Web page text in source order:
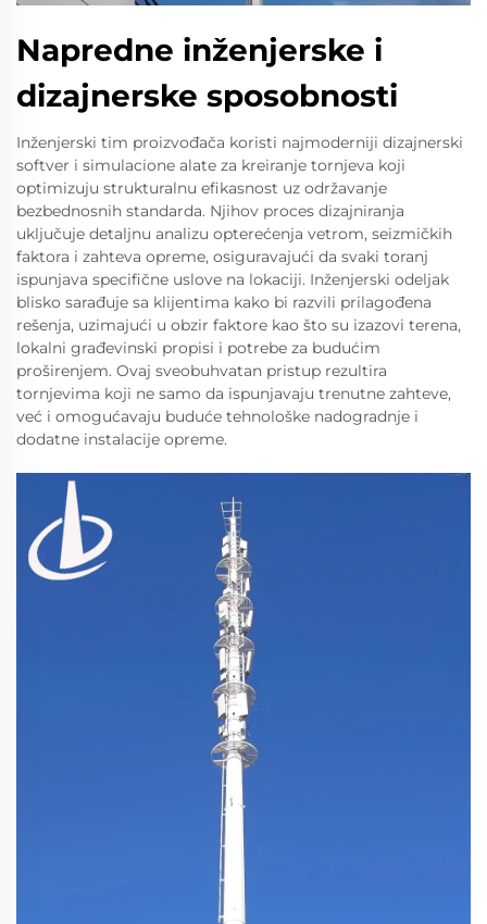
Napredne inženjerske i
dizajnerske sposobnosti
Inženjerski tim proizvođača koristi najmoderniji dizajnerski
softver i simulacione alate za kreiranje tornjeva koji
optimizuju strukturalnu efikasnost uz održavanje
bezbednosnih standarda. Njihov proces dizajniranja
uključuje detaljnu analizu opterećenja vetrom, seizmičkih
faktora i zahteva opreme, osiguravajući da svaki toranj
ispunjava specifične uslove na lokaciji. Inženjerski odeljak
blisko sarađuje sa klijentima kako bi razvili prilagođena
rešenja, uzimajući u obzir faktore kao što su izazovi terena,
lokalni građevinski propisi i potrebe za budućim
proširenjem. Ovaj sveobuhvatan pristup rezultira
tornjevima koji ne samo da ispunjavaju trenutne zahteve,
već i omogućavaju buduće tehnološke nadogradnje i
dodatne instalacije opreme.